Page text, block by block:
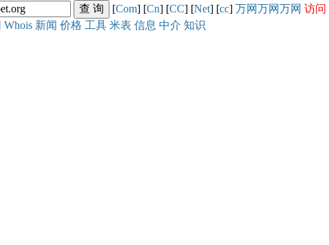
[Com] [Cn] [CC] [Net] [cc] 万网万网万网 访问
Whois 新闻 价格 工具 米表 信息 中介 知识